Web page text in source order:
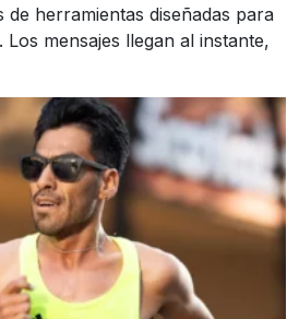
de herramientas diseñadas para
mensajes llegan al instante,